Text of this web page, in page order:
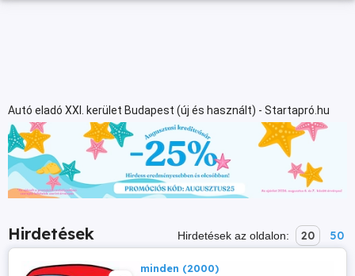
Autó eladó XXI. kerület Budapest (új és használt) - Startapró.hu
Hirdetések Hirdetések az oldalon: 20 50
minden (2000)